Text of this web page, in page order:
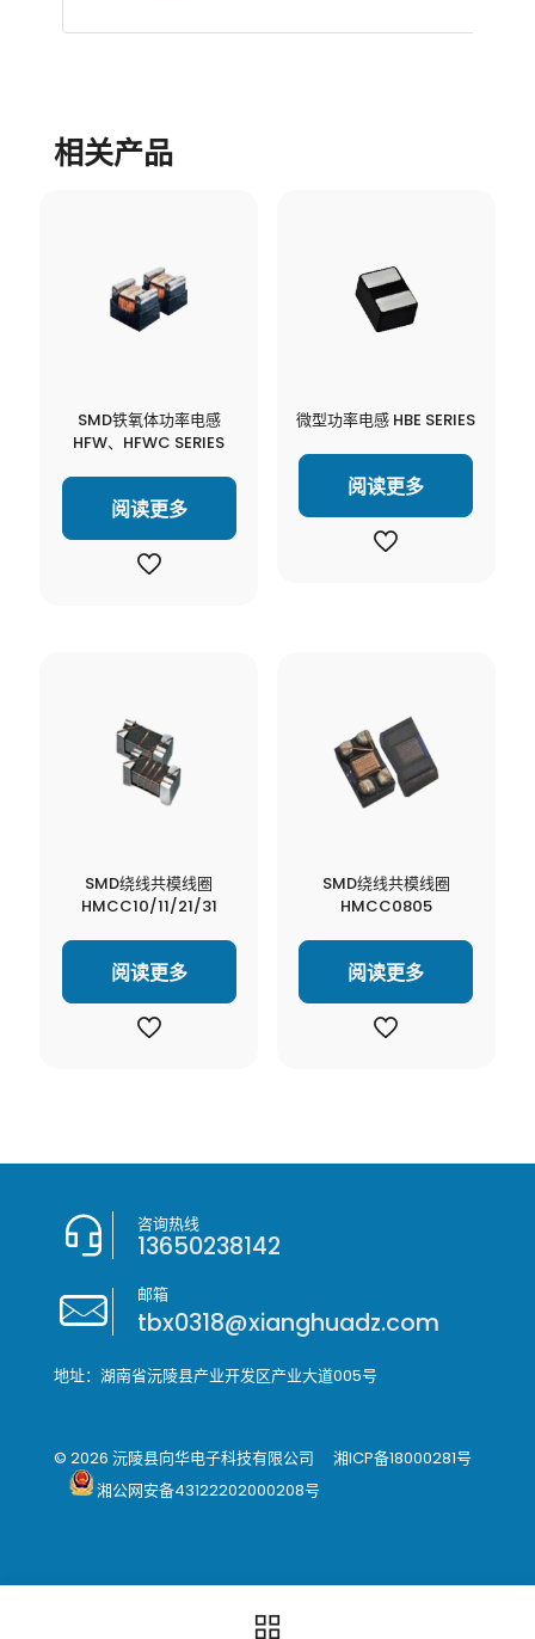
相关产品
SMD铁氧体功率电感
HFW、HFWC SERIES
阅读更多
微型功率电感 HBE SERIES
阅读更多
SMD绕线共模线圈
HMCC10/11/21/31
阅读更多
SMD绕线共模线圈
HMCC0805
阅读更多
咨询热线
13650238142
邮箱
tbx0318@xianghuadz.com
地址：湖南省沅陵县产业开发区产业大道005号
© 2026 沅陵县向华电子科技有限公司 湘ICP备18000281号
湘公网安备43122202000208号